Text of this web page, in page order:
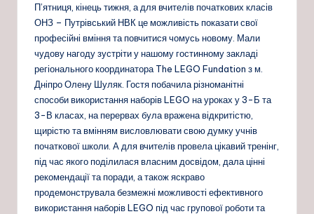
П’ятниця, кінець тижня, а для вчителів початкових класів
ОНЗ – Путрівський НВК це можливість показати свої
професійні вміння та повчитися чомусь новому. Мали
чудову нагоду зустріти у нашому гостинному закладі
регіонального координатора The LEGO Fundation з м.
Дніпро Олену Шуляк. Гостя побачила різноманітні
способи використання наборів LEGO на уроках у 3-Б та
3-В класах, на перервах була вражена відкритістю,
щирістю та вмінням висловлювати свою думку учнів
початкової школи. А для вчителів провела цікавий тренінг,
під час якого поділилася власним досвідом, дала цінні
рекомендації та поради, а також яскраво
продемонструвала безмежні можливості ефективного
використання наборів LEGO під час групової роботи та